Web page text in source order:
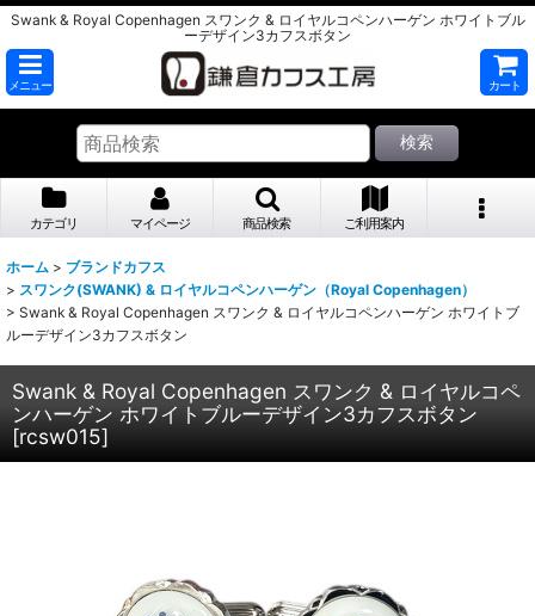
Swank & Royal Copenhagen スワンク & ロイヤルコペンハーゲン ホワイトブル
ーデザイン3カフスボタン
メニュー カート
検索
カテゴリ マイページ 商品検索 ご利用案内
ホーム > ブランドカフス
> スワンク(SWANK) & ロイヤルコペンハーゲン（Royal Copenhagen）
> Swank & Royal Copenhagen スワンク & ロイヤルコペンハーゲン ホワイトブ
ルーデザイン3カフスボタン
Swank & Royal Copenhagen スワンク & ロイヤルコペ
ンハーゲン ホワイトブルーデザイン3カフスボタン
[rcsw015]